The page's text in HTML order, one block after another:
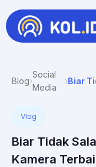
Blog›
Social
Media
›
Vlog
Biar Tidak
Kamera